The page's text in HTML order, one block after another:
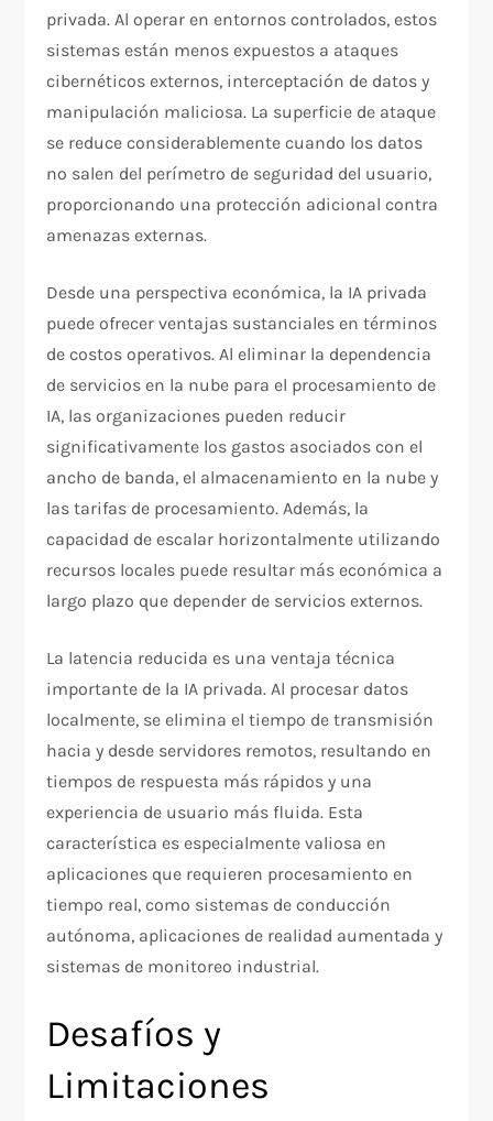
privada. Al operar en entornos controlados, estos
sistemas están menos expuestos a ataques
cibernéticos externos, interceptación de datos y
manipulación maliciosa. La superficie de ataque
se reduce considerablemente cuando los datos
no salen del perímetro de seguridad del usuario,
proporcionando una protección adicional contra
amenazas externas.
Desde una perspectiva económica, la IA privada
puede ofrecer ventajas sustanciales en términos
de costos operativos. Al eliminar la dependencia
de servicios en la nube para el procesamiento de
IA, las organizaciones pueden reducir
significativamente los gastos asociados con el
ancho de banda, el almacenamiento en la nube y
las tarifas de procesamiento. Además, la
capacidad de escalar horizontalmente utilizando
recursos locales puede resultar más económica a
largo plazo que depender de servicios externos.
La latencia reducida es una ventaja técnica
importante de la IA privada. Al procesar datos
localmente, se elimina el tiempo de transmisión
hacia y desde servidores remotos, resultando en
tiempos de respuesta más rápidos y una
experiencia de usuario más fluida. Esta
característica es especialmente valiosa en
aplicaciones que requieren procesamiento en
tiempo real, como sistemas de conducción
autónoma, aplicaciones de realidad aumentada y
sistemas de monitoreo industrial.
Desafíos y
Limitaciones